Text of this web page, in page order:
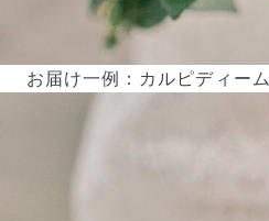
お届け一例：カルピディーム